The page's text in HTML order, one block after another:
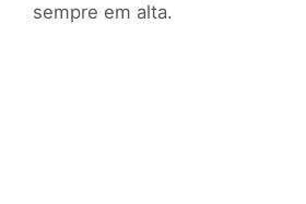
sempre em alta.